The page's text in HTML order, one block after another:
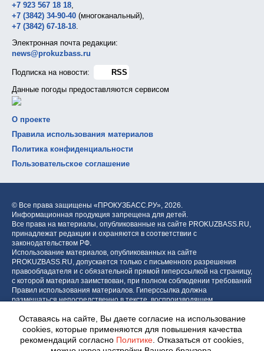
+7 923 567 18 18,
+7 (3842) 34-90-40 (многоканальный),
+7 (3842) 67-18-18.
Электронная почта редакции:
news@prokuzbass.ru
Подписка на новости:
RSS
Данные погоды предоставляются сервисом
О проекте
Правила использования материалов
Политика конфиденциальности
Пользовательское соглашение
© Все права защищены «ПРОКУЗБАСС.РУ», 2026.
Информационная продукция запрещена для детей.
Все права на материалы, опубликованные на сайте PROKUZBASS.RU,
принадлежат редакции и охраняются в соответствии с
законодательством РФ.
Использование материалов, опубликованных на сайте
PROKUZBASS.RU, допускается только с письменного разрешения
правообладателя и с обязательной прямой гиперссылкой на страницу,
с которой материал заимствован, при полном соблюдении требований
Правил использования материалов. Гиперссылка должна
размещаться непосредственно в тексте, воспроизводящем
блока.
Оставаясь на сайте, Вы даете согласие на использование
cookies, которые применяются для повышения качества
рекомендаций согласно Политике . Отказаться от cookies,